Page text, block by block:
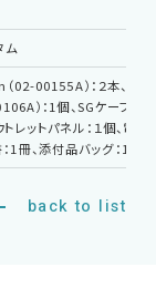
ム
02-00155A）：２本、SG
）：1個、SGケーブル
レットパネル：１個、電源
1冊、添付品バッグ：1個
back to list